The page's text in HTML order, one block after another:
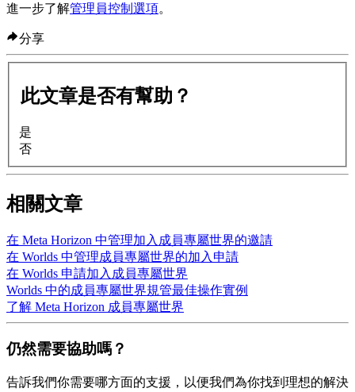
進一步了解管理員控制選項。
分享
此文章是否有幫助？
是
否
相關文章
在 Meta Horizon 中管理加入成員專屬世界的邀請
在 Worlds 中管理成員專屬世界的加入申請
在 Worlds 申請加入成員專屬世界
Worlds 中的成員專屬世界規管最佳操作實例
了解 Meta Horizon 成員專屬世界
仍然需要協助嗎？
告訴我們你需要哪方面的支援，以便我們為你找到理想的解決